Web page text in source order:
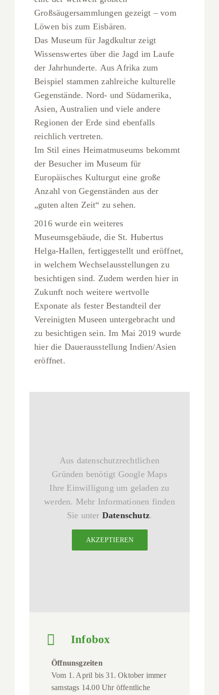
Großsäugersammlungen gezeigt – vom
Löwen bis zum Eisbären.
Das Museum für Jagdkultur zeigt
Wissenswertes über die Jagd im Laufe
der Jahrhunderte. Aus Afrika zum
Beispiel stammen zahlreiche kulturelle
Gegenstände. Nord- und Südamerika,
Asien, Australien und viele andere
Regionen der Erde sind ebenfalls
reichlich vertreten.
Im Stil eines Heimatmuseums bekommt
der Besucher im Museum für
Europäisches Kulturgut eine große
Anzahl von Gegenständen aus der
„guten alten Zeit“ zu sehen.
2016 wurde ein weiteres
Museumsgebäude, die St. Hubertus
Helga-Hallen, fertiggestellt und eröffnet,
in welchem Wechselausstellungen zu
besichtigen sind. Zudem werden hier in
Zukunft noch weitere wertvolle
Exponate als fester Bestandteil der
Vereinigten Museen untergebracht und
zu besichtigen sein. Im Mai 2019 wurde
hier die Dauerausstellung Indien/Asien
eröffnet.
Aus datenschutzrechtlichen
Gründen benötigt Google Maps
Ihre Einwilligung um geladen zu
werden. Mehr Informationen finden
Sie unter Datenschutz.
AKZEPTIEREN
Infobox
Öffnunsgzeiten
Vom 1. April bis 31. Oktober immer
samstags 14.00 Uhr öffentliche